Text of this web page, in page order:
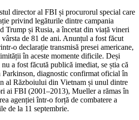
director al FBI și procurorul special care
privind legăturile dintre campania
Trump și Rusia, a încetat din viață vineri
de 81 de ani. Anunțul a fost făcut
o declarație transmisă presei americane,
în aceste momente dificile. Deși
a fost făcută publică imediat, se știa că
Parkinson, diagnostic confirmat oficial în
al Războiului din Vietnam și unul dintre
ai FBI (2001–2013), Mueller a rămas în
agenției într-o forță de combatere a
de la 11 septembrie.